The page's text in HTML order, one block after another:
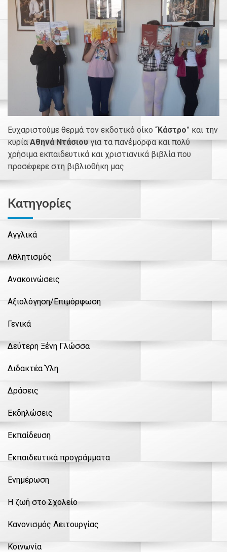
Ευχαριστούμε θερμά τον εκδοτικό οίκο “Κάστρο” και την
κυρίαΑθηνά Ντάσιου για τα πανέμορφα και πολύ
χρήσιμα εκπαιδευτικά και χριστιανικά βιβλία που
προσέφερε στη βιβλιοθήκη μας
Kατηγορίες
Αγγλικά
Αθλητισμός
Ανακοινώσεις
Αξιολόγηση/Επιμόρφωση
Γενικά
Δεύτερη Ξένη Γλώσσα
Διδακτέα Ύλη
Δράσεις
Εκδηλώσεις
Εκπαίδευση
Εκπαιδευτικά προγράμματα
Ενημέρωση
Η ζωή στο Σχολείο
Κανονισμός Λειτουργίας
Κοινωνία